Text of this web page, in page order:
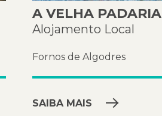
A VELHA PADARIA
Alojamento Local
Fornos de Algodres
SAIBA MAIS